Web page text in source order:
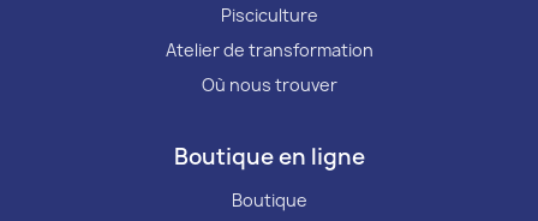
Pisciculture
Atelier de transformation
Où nous trouver
Boutique en ligne
Boutique